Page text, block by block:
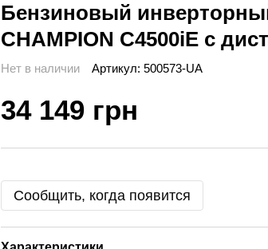
Бензиновый
CHAMPION C4500iE с
Нет в наличии Артикул: 500573-UA
34 149 грн
Сообщить, когда появится